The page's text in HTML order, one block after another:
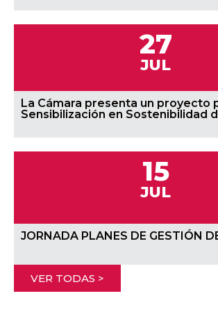
27
JUL
La Cámara presenta un proyecto
Sensibilización en Sostenibilidad
15
JUL
JORNADA PLANES DE GESTIÓN
VER TODAS >